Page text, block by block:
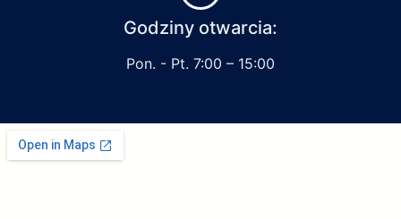
Godziny otwarcia:
Pon. - Pt. 7:00 – 15:00